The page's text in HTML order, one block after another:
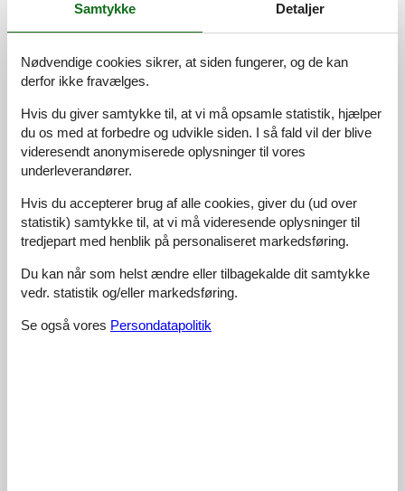
70 eksterne anmeldelser
4,5 april 2026
Generel:
Innenpool war ein schönes Merkmal, und die nahegelegenen
Essensmöglichkeiten waren erfreulich, Wir hatten einige
großartige Mahlzeiten in lokalen Restaurants, die unser Erlebnis
bereichert haben,
4,5 april 2026
Generel:
Great location near Weerribben-Wieden National Park! We
spacious garden was perfect for him to roam around while we
relaxed on the terrace,
Samtykke Detaljer
Nødvendige cookies sikrer, at siden fungerer, og de kan
derfor ikke fravælges.
Hvis du giver samtykke til, at vi må opsamle statistik, hjælper
du os med at forbedre og udvikle siden. I så fald vil der blive
videresendt anonymiserede oplysninger til vores
underleverandører.
Hvis du accepterer brug af alle cookies, giver du (ud over
statistik) samtykke til, at vi må videresende oplysninger til
tredjepart med henblik på personaliseret markedsføring.
Du kan når som helst ændre eller tilbagekalde dit samtykke
vedr. statistik og/eller markedsføring.
Se også vores Persondatapolitik